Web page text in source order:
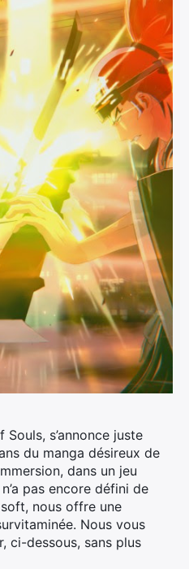
Souls, s’annonce juste
du manga désireux de
dans un jeu
pas encore défini de
nous offre une
Nous vous
ci-dessous, sans plus